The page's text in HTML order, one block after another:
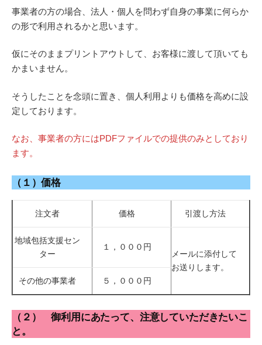
事業者の方の場合、法人・個人を問わず自身の事業に何らか
の形で利用されるかと思います。
仮にそのままプリントアウトして、お客様に渡して頂いても
かまいません。
そうしたことを念頭に置き、個人利用よりも価格を高めに設
定しております。
なお、事業者の方にはPDFファイルでの提供のみとしており
ます。
（１）価格
注文者 価格 引渡し方法
地域包括支援セン
ター
１，０００円
メールに添付して
お送りします。
その他の事業者
５，０００円
（２） 御利用にあたって、注意していただきたいこ
と。